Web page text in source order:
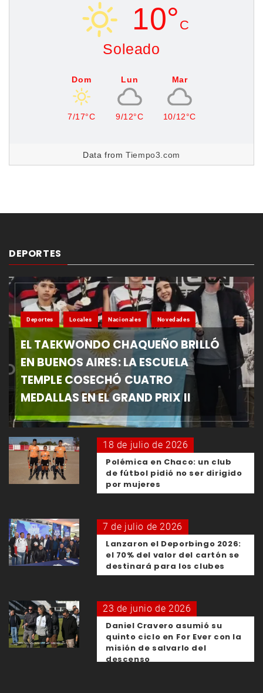
10° C
Soleado
Dom
7/17°C
Lun
9/12°C
Mar
10/12°C
Data fromTiempo3.com
DEPORTES
Deportes Locales Nacionales Novedades
EL TAEKWONDO CHAQUEÑO BRILLÓ
EN BUENOS AIRES: LA ESCUELA
TEMPLE COSECHÓ CUATRO
MEDALLAS EN EL GRAND PRIX II
18 de julio de 2026
Polémica en Chaco: un club
de fútbol pidió no ser dirigido
por mujeres
7 de julio de 2026
Lanzaron el Deporbingo 2026:
el 70% del valor del cartón se
destinará para los clubes
23 de junio de 2026
Daniel Cravero asumió su
quinto ciclo en For Ever con la
misión de salvarlo del
descenso